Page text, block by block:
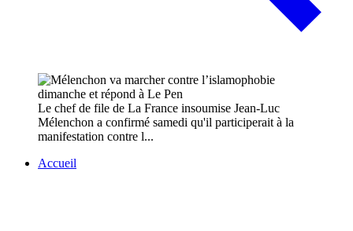
Le chef de file de La France insoumise Jean-Luc
Mélenchon a confirmé samedi qu'il participerait à la
manifestation contre l...
Accueil